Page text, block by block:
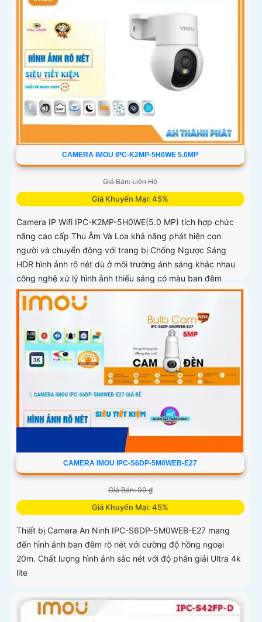
CAMERA IMOU IPC-K2MP-5H0WE 5.0MP
Giá Bán: Liên Hệ
Giá Khuyến Mại: 45%
Camera IP Wifi IPC-K2MP-5H0WE(5.0 MP) tích hợp chức
năng cao cấp Thu Âm Và Loa khả năng phát hiện con
người và chuyển động với trang bị Chống Ngược Sáng
HDR hình ảnh rõ nét dù ở môi trường ánh sáng khác nhau
công nghệ xử lý hình ảnh thiếu sáng có màu ban đêm
mang lại hình ảnh sắc nét
CAMERA IMOU IPC-S6DP-5M0WEB-E27
Giá Bán: 00 ₫
Giá Khuyến Mại: 45%
Thiết bị Camera An Ninh IPC-S6DP-5M0WEB-E27 mang
đến hình ảnh ban đêm rõ nét với cường độ hồng ngoại
20m. Chất lượng hình ảnh sắc nét với độ phân giải Ultra 4k
lite